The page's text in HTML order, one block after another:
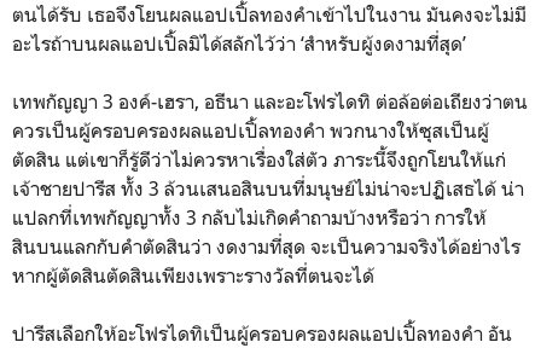
ตนได้รับ เธอจึงโยนผลแอปเปิ้ลทองคำเข้าไปในงาน มันคงจะไม่มี
อะไรถ้าบนผลแอปเปิ้ลมิได้สลักไว้ว่า ‘สำหรับผู้งดงามที่สุด’
เทพกัญญา 3 องค์-เฮรา, อธีนา และอะโฟรไดทิ ต่อล้อต่อเถียงว่าตน
ควรเป็นผู้ครอบครองผลแอปเปิ้ลทองคำ พวกนางให้ซุสเป็นผู้
ตัดสิน แต่เขาก็รู้ดีว่าไม่ควรหาเรื่องใส่ตัว ภาระนี้จึงถูกโยนให้แก่
เจ้าชายปารีส ทั้ง 3 ล้วนเสนอสินบนที่มนุษย์ไม่น่าจะปฏิเสธได้ น่า
แปลกที่เทพกัญญาทั้ง 3 กลับไม่เกิดคำถามบ้างหรือว่า การให้
สินบนแลกกับคำตัดสินว่า งดงามที่สุด จะเป็นความจริงได้อย่างไร
หากผู้ตัดสินตัดสินเพียงเพราะรางวัลที่ตนจะได้
ปารีสเลือกให้อะโฟรไดทิเป็นผู้ครอบครองผลแอปเปิ้ลทองคำ อัน